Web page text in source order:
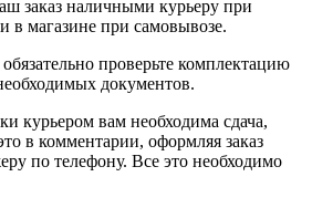
заказ наличными курьеру при
в магазине при самовывозе.
проверьте комплектацию
документов.
курьером вам необходима сдача,
в комментарии, оформляя заказ
по телефону. Все это необходимо